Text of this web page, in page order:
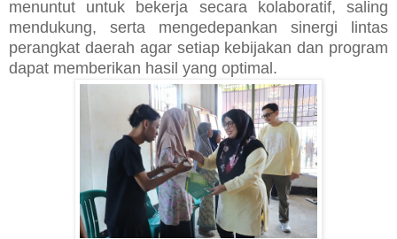
menuntut untuk bekerja secara kolaboratif, saling
mendukung, serta mengedepankan sinergi lintas
perangkat daerah agar setiap kebijakan dan program
dapat memberikan hasil yang optimal.